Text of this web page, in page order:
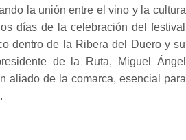
la unión entre el vino y la cultura
días de la celebración del festival
dentro de la Ribera del Duero y su
de la Ruta, Miguel Ángel
aliado de la comarca, esencial para